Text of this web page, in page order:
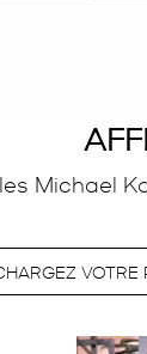
Michael
VOTRE
suivant pour